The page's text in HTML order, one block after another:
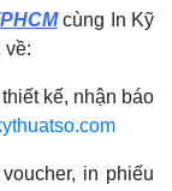
cùng In Kỹ
về:
kế, nhận báo
in phiếu